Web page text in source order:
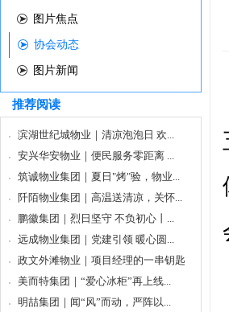
图片焦点
协会动态
图片新闻
推荐阅读
滨湖世纪城物业｜清凉泡泡日 欢...
安兴华安物业｜便民服务零距离 ...
筑诚物业集团｜夏日"烤"验，物业...
阡陌物业集团｜高温送清凉，关怀...
鹏徽集团｜烈日坚守 不负初心丨...
远成物业集团｜党建引领 暖心圆...
政文外滩物业｜项目经理的一串钥匙
美而特集团｜“爱心冰柜”再上线...
明喆集团｜闻“风”而动，严阵以...